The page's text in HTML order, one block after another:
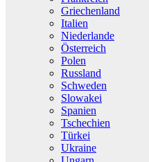
Griechenland
Italien
Niederlande
Österreich
Polen
Russland
Schweden
Slowakei
Spanien
Tschechien
Türkei
Ukraine